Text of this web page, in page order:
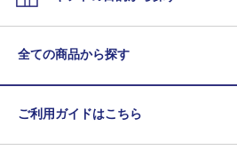
全ての商品から探す
ご利用ガイドはこちら